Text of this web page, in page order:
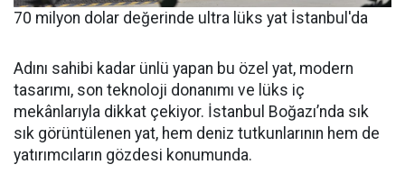
70 milyon dolar değerinde ultra lüks yat İstanbul'da
Adını sahibi kadar ünlü yapan bu özel yat, modern
tasarımı, son teknoloji donanımı ve lüks iç
mekânlarıyla dikkat çekiyor. İstanbul Boğazı’nda sık
sık görüntülenen yat, hem deniz tutkunlarının hem de
yatırımcıların gözdesi konumunda.